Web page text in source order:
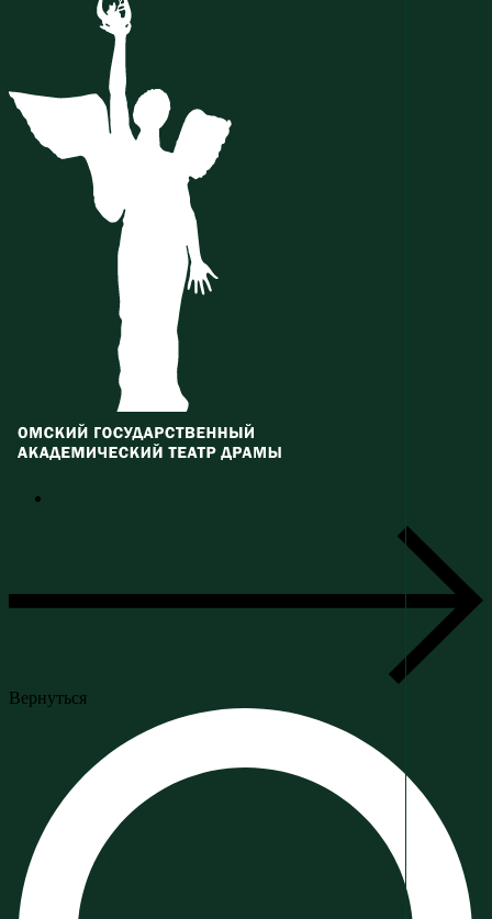
Вернуться